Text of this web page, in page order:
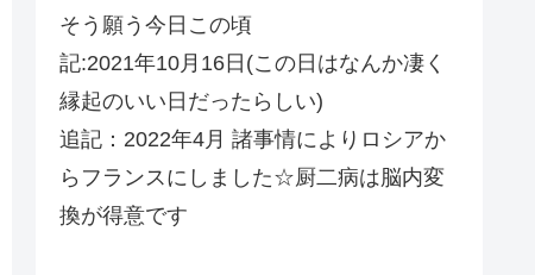
そう願う今日この頃
記:2021年10月16日(この日はなんか凄く
縁起のいい日だったらしい)
追記：2022年4月 諸事情によりロシアか
らフランスにしました☆厨二病は脳内変
換が得意です